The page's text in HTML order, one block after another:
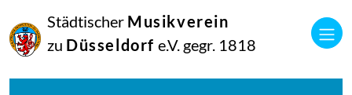
Städtischer Musikverein
zu Düsseldorf e.V. gegr. 1818